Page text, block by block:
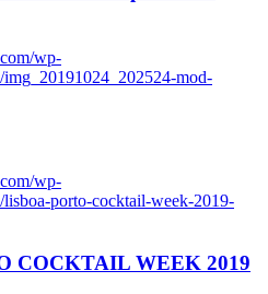
wp-
mod-
wp-
porto-cocktail-week-2019-
COCKTAIL WEEK 2019